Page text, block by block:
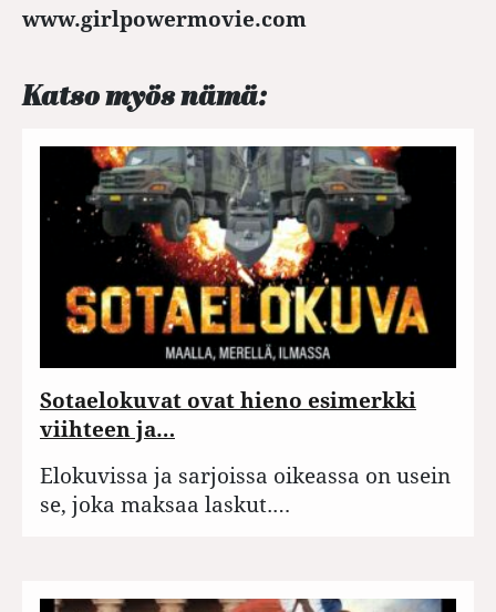
www.girlpowermovie.com
Katso myös nämä:
Sotaelokuvat ovat hieno esimerkki
viihteen ja…
Elokuvissa ja sarjoissa oikeassa on usein
se, joka maksaa laskut.…